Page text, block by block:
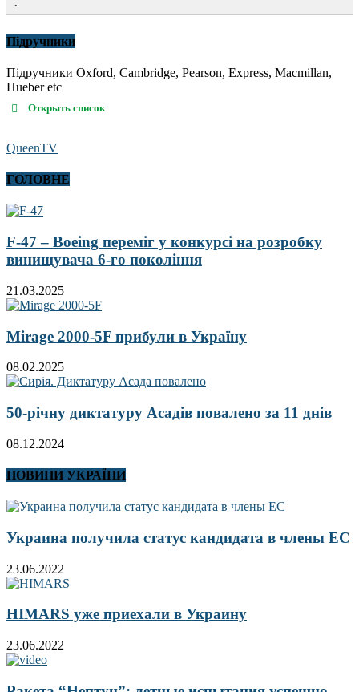
Підручники
Підручники Oxford, Cambridge, Pearson, Express, Macmillan,
Hueber etc
Открыть список
QueenTV
ГОЛОВНЕ
F-47 – Boeing переміг у конкурсі на розробку
винищувача 6-го покоління
21.03.2025
Mirage 2000-5F прибули в Україну
08.02.2025
50-річну диктатуру Асадів повалено за 11 днів
08.12.2024
НОВИНИ УКРАЇНИ
Украина получила статус кандидата в члены ЕС
23.06.2022
HIMARS уже приехали в Украину
23.06.2022